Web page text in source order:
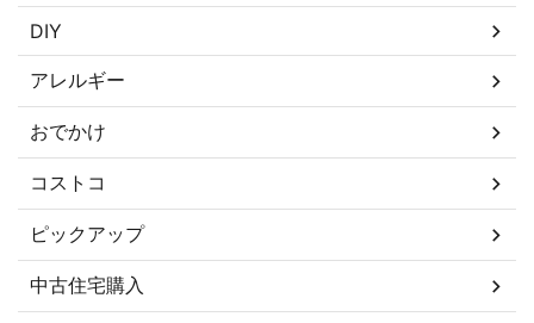
DIY
アレルギー
おでかけ
コストコ
ピックアップ
中古住宅購入